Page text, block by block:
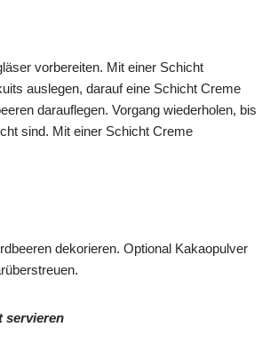
vorbereiten. Mit einer Schicht
auslegen, darauf eine Schicht Creme
darauflegen. Vorgang wiederholen, bis
sind. Mit einer Schicht Creme
dekorieren. Optional Kakaopulver
servieren